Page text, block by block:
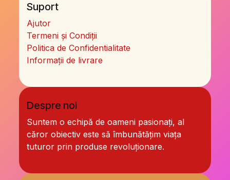
Suport
Ajutor
Termeni și Condiții
Politica de Confidentialitate
Informații de livrare
Despre noi
Suntem o echipă de oameni pasionați, al
căror obiectiv este să îmbunătățim viața
tuturor prin produse revoluționare.